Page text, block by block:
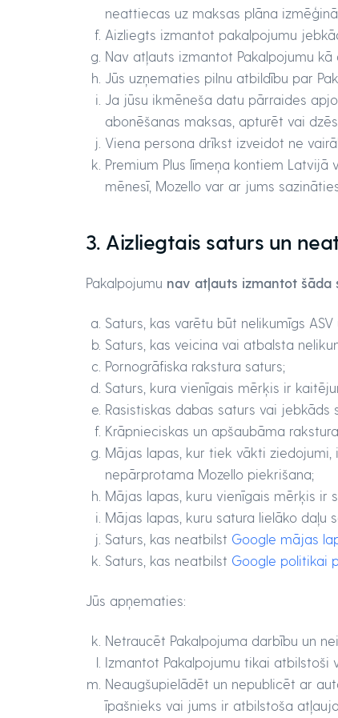
neattiecas uz maksas plāna
Aizliegts izmantot pakalpojumu
Nav atļauts izmantot Pakalpojumu
Jūs uzņematies pilnu atbildību par
Ja jūsu ikmēneša datu pārraides
abonēšanas maksas, apturēt vai
Viena persona drīkst izveidot ne
Premium Plus līmeņa kontiem
mēnesī, Mozello var ar jums
3. Aizliegtais saturs un
Pakalpojumu nav atļauts izmantot šāda
Saturs, kas varētu būt nelikumīgs ASV
Saturs, kas veicina vai atbalsta
Pornogrāfiska rakstura saturs;
Saturs, kura vienīgais mērķis ir
Rasistiskas dabas saturs vai
Krāpnieciskas un apšaubāma
Mājas lapas, kur tiek vākti
nepārprotama Mozello piekrišana;
Mājas lapas, kuru vienīgais mērķis ir
Mājas lapas, kuru satura lielāko daļu
Saturs, kas neatbilst Google mājas
Saturs, kas neatbilst Google politikai
Jūs apņematies:
Netraucēt Pakalpojuma darbību un
Izmantot Pakalpojumu tikai
Neaugšupielādēt un nepublicēt ar
īpašnieks vai jums ir atbilstoša